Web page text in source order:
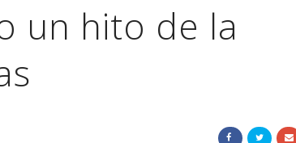
un hito de la